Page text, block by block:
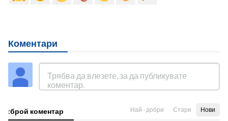
Коментари
:брой коментар Най - добри Стари Нови